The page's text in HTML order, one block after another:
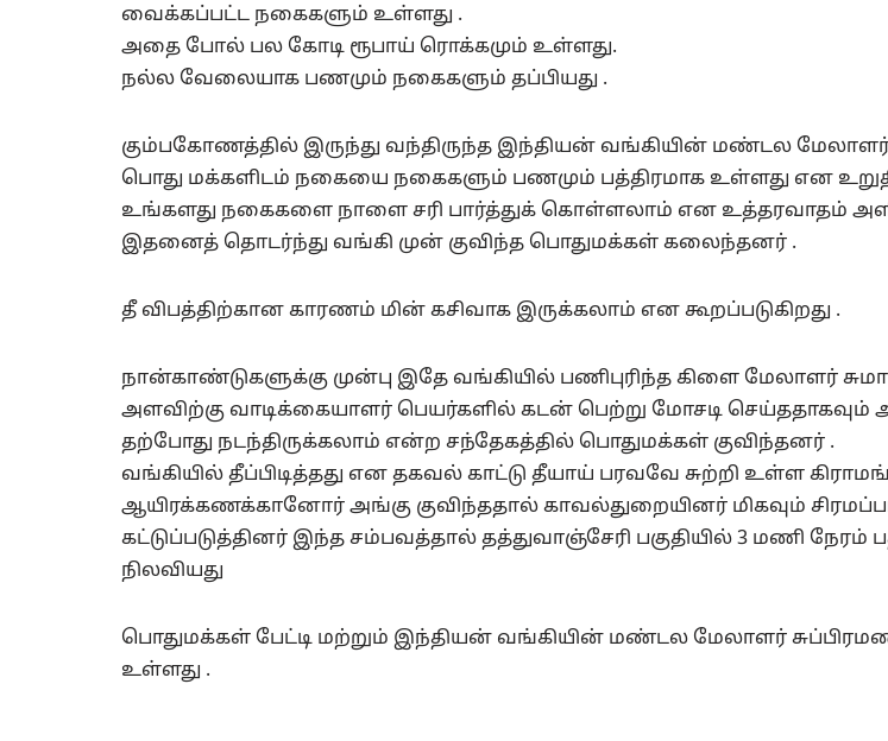
வைக்கப்பட்ட நகைகளும் உள்ளது .
அதை போல் பல கோடி ரூபாய் ரொக்கமும் உள்ளது.
நல்ல வேலையாக பணமும் நகைகளும் தப்பியது .
கும்பகோணத்தில் இருந்து வந்திருந்த இந்தியன் வங்கியின் மண்டல மேலாளர்
பொது மக்களிடம் நகையை நகைகளும் பணமும் பத்திரமாக உள்ளது என
உங்களது நகைகளை நாளை சரி பார்த்துக் கொள்ளலாம் என உத்தரவாதம்
இதனைத் தொடர்ந்து வங்கி முன் குவிந்த பொதுமக்கள் கலைந்தனர் .
தீ விபத்திற்கான காரணம் மின் கசிவாக இருக்கலாம் என கூறப்படுகிறது .
நான்காண்டுகளுக்கு முன்பு இதே வங்கியில் பணிபுரிந்த கிளை மேலாளர்
அளவிற்கு வாடிக்கையாளர் பெயர்களில் கடன் பெற்று மோசடி
தற்போது நடந்திருக்கலாம் என்ற சந்தேகத்தில் பொதுமக்கள் குவிந்தனர் .
வங்கியில் தீப்பிடித்தது என தகவல் காட்டு தீயாய் பரவவே சுற்றி உள்ள
ஆயிரக்கணக்கானோர் அங்கு குவிந்ததால் காவல்துறையினர் மிகவும்
கட்டுப்படுத்தினர் இந்த சம்பவத்தால் தத்துவாஞ்சேரி பகுதியில் 3 மணி நேரம்
நிலவியது
பொதுமக்கள் பேட்டி மற்றும் இந்தியன் வங்கியின் மண்டல மேலாளர்
உள்ளது .